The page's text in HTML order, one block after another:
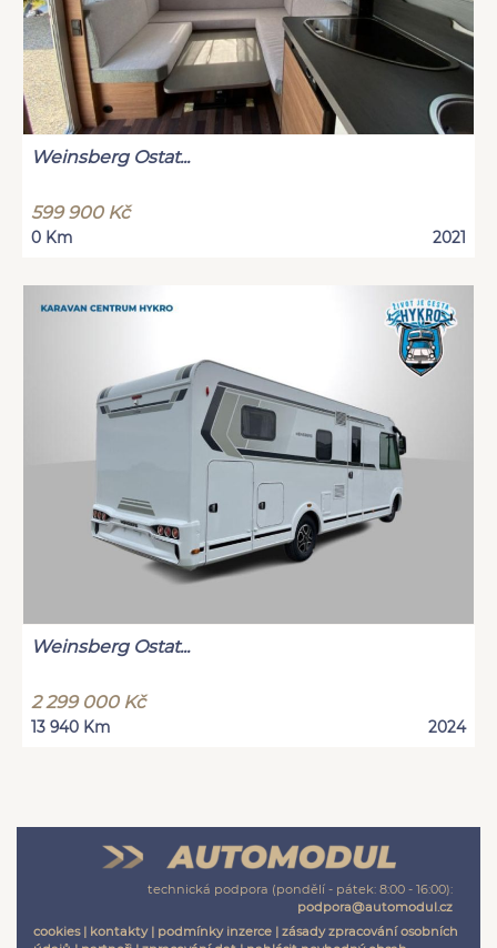
Weinsberg Ostat...
599 900 Kč
0 Km 2021
Weinsberg Ostat...
2 299 000 Kč
13 940 Km 2024
technická podpora (pondělí - pátek: 8:00 - 16:00):
podpora@automodul.cz
cookies| kontakty| podmínky inzerce | zásady zpracování osobních